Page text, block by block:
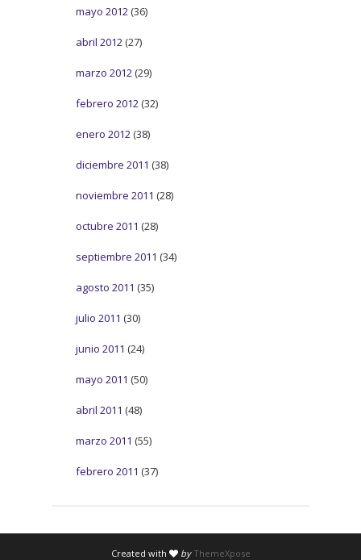
mayo 2012 (36)
abril 2012 (27)
marzo 2012 (29)
febrero 2012 (32)
enero 2012 (38)
diciembre 2011 (38)
noviembre 2011 (28)
octubre 2011 (28)
septiembre 2011 (34)
agosto 2011 (35)
julio 2011 (30)
junio 2011 (24)
mayo 2011 (50)
abril 2011 (48)
marzo 2011 (55)
febrero 2011 (37)
Created with by ThemeXpose